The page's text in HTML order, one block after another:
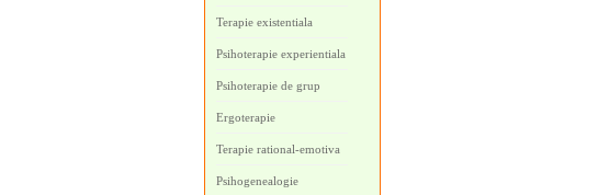
Terapie existentiala
Psihoterapie experientiala
Psihoterapie de grup
Ergoterapie
Terapie rational-emotiva
Psihogenealogie